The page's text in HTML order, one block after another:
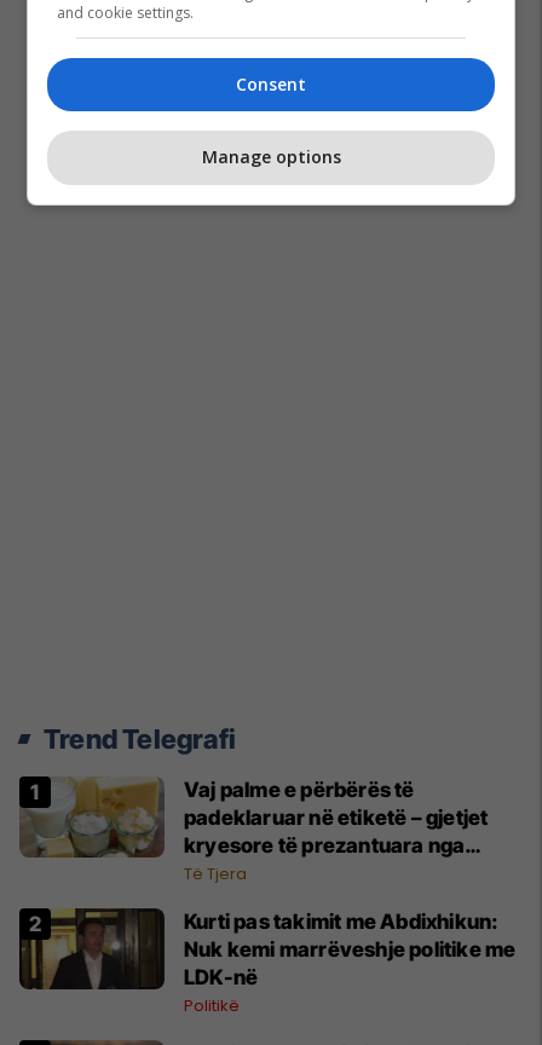
Trend Telegrafi
Vaj palme e përbërës të
padeklaruar në etiketë – gjetjet
kryesore të prezantuara nga
AUV-i pas kontrollit në sektorin e
Të Tjera
Kurti pas takimit me Abdixhikun:
Nuk kemi marrëveshje politike me
LDK-në
Politikë
and cookie settings.
Consent
Manage options